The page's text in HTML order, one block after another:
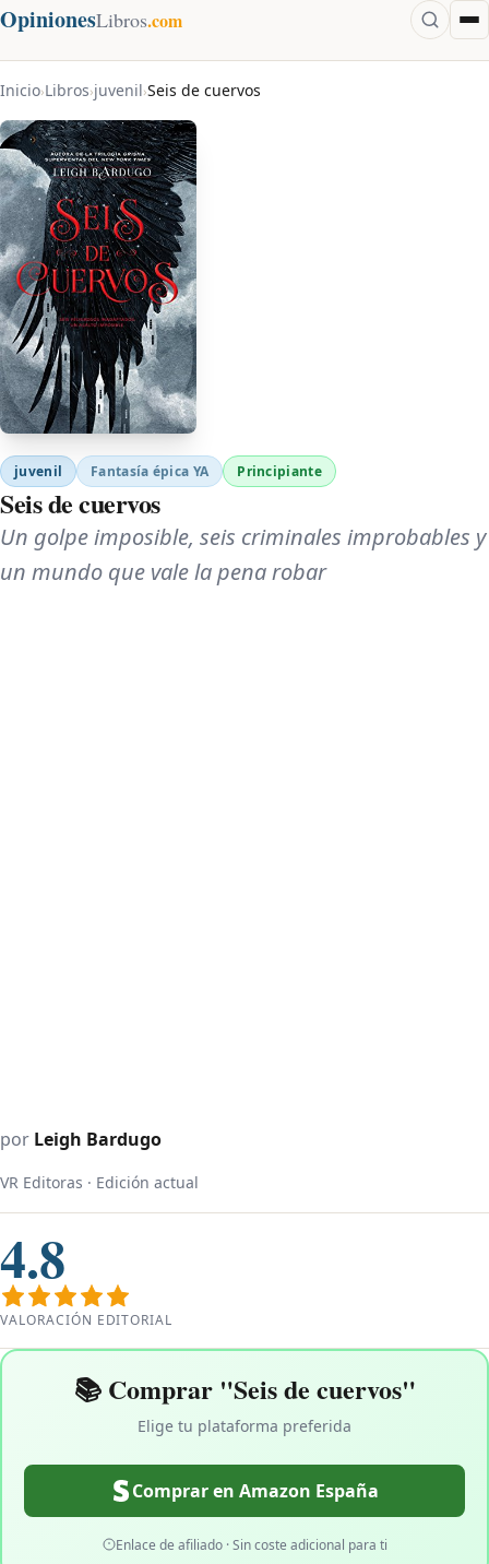
OpinionesLibros.com
Inicio›Libros›juvenil›Seis de cuervos
juvenil Fantasía épica YA Principiante
Seis de cuervos
Un golpe imposible, seis criminales improbables y
un mundo que vale la pena robar
por Leigh Bardugo
VR Editoras · Edición actual
4.8
VALORACIÓN EDITORIAL
📚 Comprar "Seis de cuervos"
Elige tu plataforma preferida
Comprar en Amazon España
Enlace de afiliado · Sin coste adicional para ti